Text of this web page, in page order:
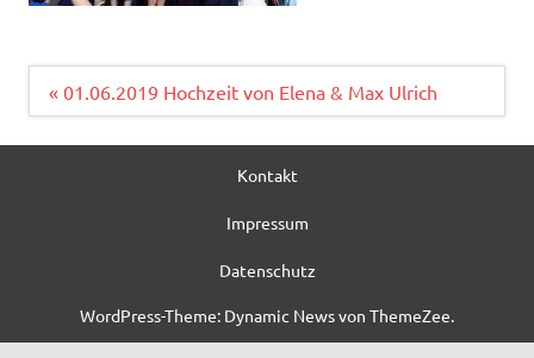
Beitragsnavigation
« 01.06.2019 Hochzeit von Elena & Max Ulrich
Kontakt
Impressum
Datenschutz
WordPress-Theme: Dynamic News von ThemeZee.